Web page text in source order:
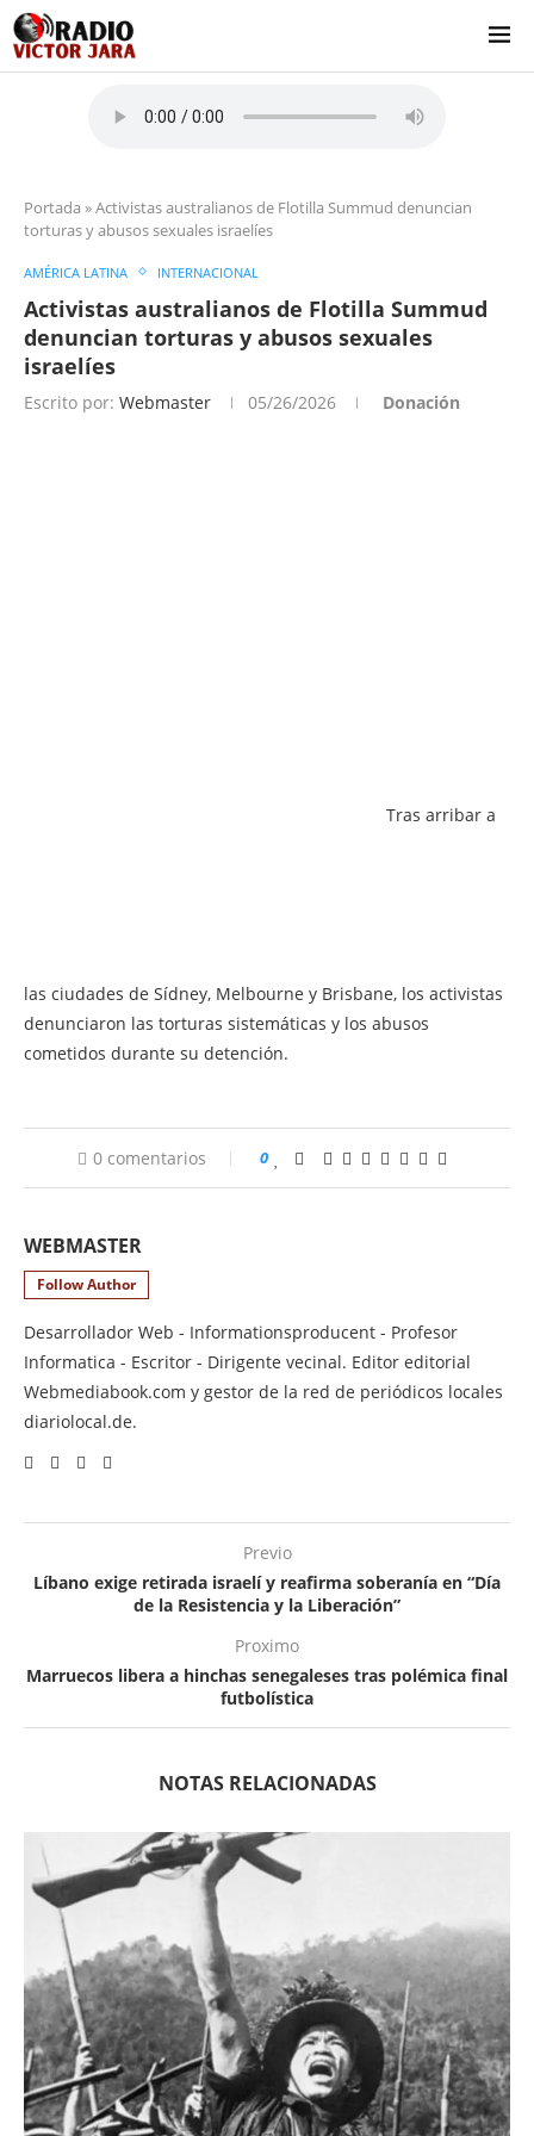
Portada »Activistas australianos de Flotilla Summud denuncian
torturas y abusos sexuales israelíes
AMÉRICA LATINA INTERNACIONAL
Activistas australianos de Flotilla Summud
denuncian torturas y abusos sexuales
israelíes
Escrito por: Webmaster 05/26/2026 Donación
Tras arribar a
las ciudades de Sídney, Melbourne y Brisbane, los activistas
denunciaron las torturas sistemáticas y los abusos
cometidos durante su detención.
0 comentarios 0
WEBMASTER
Follow Author
Desarrollador Web - Informationsproducent - Profesor
Informatica - Escritor - Dirigente vecinal. Editor editorial
Webmediabook.com y gestor de la red de periódicos locales
diariolocal.de.
Previo
Líbano exige retirada israelí y reafirma soberanía en “Día
de la Resistencia y la Liberación”
Proximo
Marruecos libera a hinchas senegaleses tras polémica final
futbolística
NOTAS RELACIONADAS